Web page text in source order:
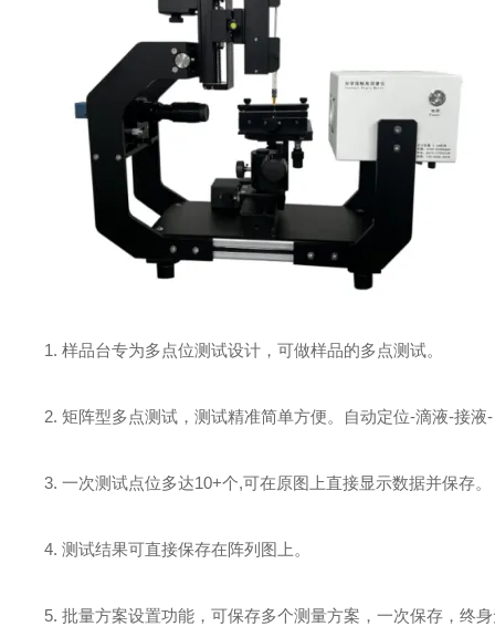
1. 样品台专为多点位测试设计，可做样品的多点测试。
2. 矩阵型多点测试，测试精准简单方便。自动定位-滴液-接液
3. 一次测试点位多达10+个,可在原图上直接显示数据并保存。
4. 测试结果可直接保存在阵列图上。
5. 批量方案设置功能，可保存多个测量方案，一次保存，终